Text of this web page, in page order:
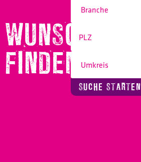
WUNSCHBERUF
FINDEN!
SUCHE STARTEN